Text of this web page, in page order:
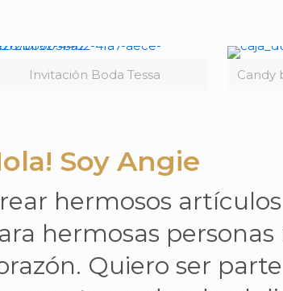
Invitación Boda Tessa Candy
Soy Angie
hermosos
hermosas
Quiero ser